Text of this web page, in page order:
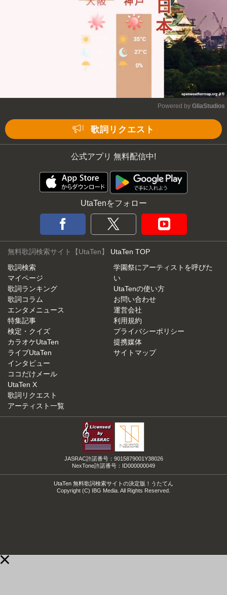
Powered by GliaStudios
歌詞リクエスト
公式アプリ 無料配信中!
UtaTenをフォロー
無料歌詞検索サイト【UtaTen】 UtaTen TOP
歌詞検索
マイページ
歌詞ランキング
歌詞コラム
エンタメニュース
特集記事
検定・クイズ
カラオケUtaTen
ライブUtaTen
インタビュー
ココだけメール
UtaTen X
歌詞リクエスト
アーティスト一覧
学園祭にアーティストを呼びた
い
UtaTenの使い方
お問い合わせ
運営会社
利用規約
プライバシーポリシー
提携媒体
サイトマップ
JASRAC許諾番号：9015879001Y38026
NexTone許諾番号：ID000000049
UtaTen 無料歌詞検索サイトの決定版！うたてん
Copyright (C) IBG Media. All Rights Reserved.